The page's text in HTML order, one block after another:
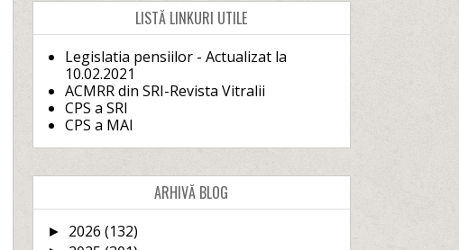
LISTĂ LINKURI UTILE
Legislatia pensiilor - Actualizat la
10.02.2021
ACMRR din SRI-Revista Vitralii
CPS a SRI
CPS a MAI
ARHIVĂ BLOG
► 2026 (132)